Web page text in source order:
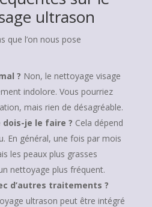
ultrason
que l’on nous pose
? Non, le nettoyage visage
indolore. Vous pourriez
mais rien de désagréable.
je le faire ? Cela dépend
En général, une fois par mois
les peaux plus grasses
nettoyage plus fréquent.
d’autres traitements ?
ultrason peut être intégré